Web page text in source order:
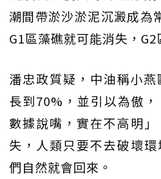
潮間帶淤沙淤泥沉澱成為
G1區藻礁就可能消失，G2
潘忠政質疑，中油稱小
長到70%，並引以為傲
數據說嘴，實在不高明
失，人類只要不去破壞
們自然就會回來。